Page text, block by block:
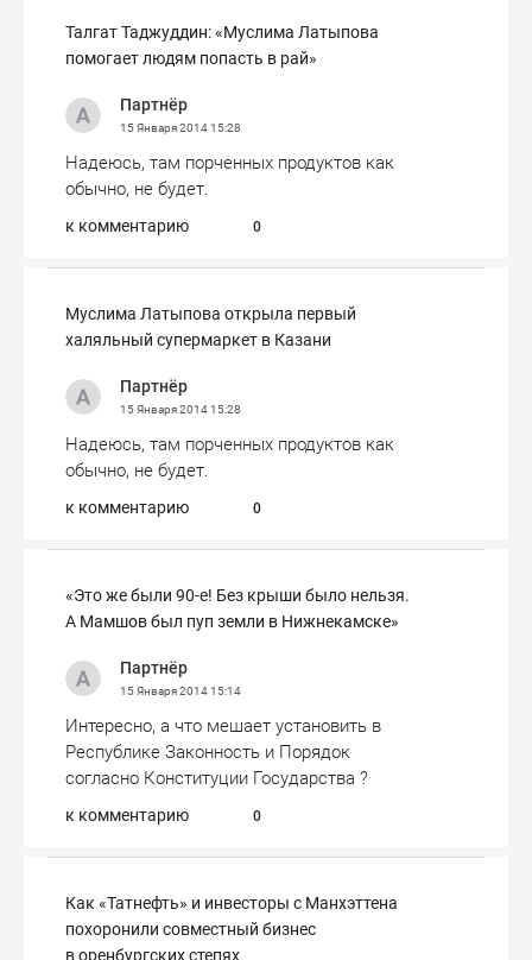
Талгат Таджуддин: «Муслима Латыпова
помогает людям попасть в рай»
Партнёр
15 Января 201415:28
Надеюсь, там порченных продуктов как
обычно, не будет.
к комментарию 0
Муслима Латыпова открыла первый
халяльный супермаркет в Казани
Партнёр
15 Января 201415:28
Надеюсь, там порченных продуктов как
обычно, не будет.
к комментарию 0
«Это же были 90-е! Без крыши было нельзя.
А Мамшов был пуп земли в Нижнекамске»
Партнёр
15 Января 201415:14
Интересно, а что мешает установить в
Республике Законность и Порядок
согласно Конституции Государства ?
к комментарию 0
Как «Татнефть» и инвесторы с Манхэттена
похоронили совместный бизнес
в оренбургских степях